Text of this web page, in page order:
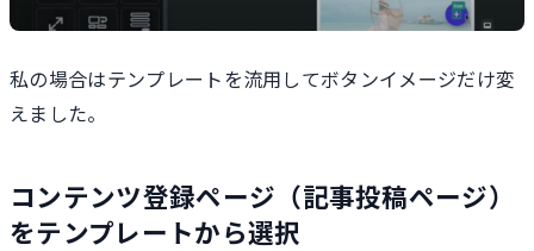
私の場合はテンプレートを流用してボタンイメージだけ変
えました。
コンテンツ登録ページ（記事投稿ページ）
をテンプレートから選択